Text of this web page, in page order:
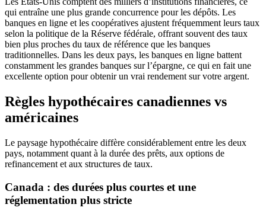
qui entraîne une plus grande concurrence pour les dépôts. Les
banques en ligne et les coopératives ajustent fréquemment leurs taux
selon la politique de la Réserve fédérale, offrant souvent des taux
bien plus proches du taux de référence que les banques
traditionnelles. Dans les deux pays, les banques en ligne battent
constamment les grandes banques sur l’épargne, ce qui en fait une
excellente option pour obtenir un vrai rendement sur votre argent.
Règles hypothécaires canadiennes vs
américaines
Le paysage hypothécaire diffère considérablement entre les deux
pays, notamment quant à la durée des prêts, aux options de
refinancement et aux structures de taux.
Canada : des durées plus courtes et une
réglementation plus stricte